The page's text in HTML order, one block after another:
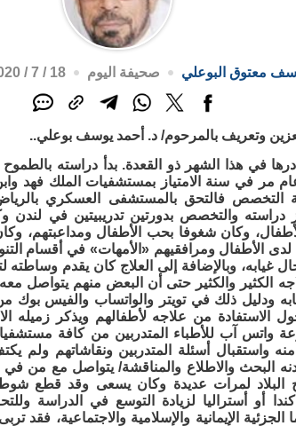
معتوق البوعلي صحيفة اليوم 18 / 7 / 2020م - 5:32 م
وتعريف بالمرحوم/ د. أحمد يوسف بوعلي..
في هذا الشهر ذو القعدة. بدأ دراسته
مر في سنة الامتياز بمستشفيات الملك فهد
التخصص فالتحق بالمستشفى العسكري
والتخصص بدورتين تدريبيتين في لندن
وكان شغوفا بحب الأطفال ومداعبتهم،
الأطفال ومرافقيهم «الأمهات» في أقسام
غيابه، وبالإضافة إلى العلاج كان يقدم وساطته
الكثير والكثير حتى أن البعض منهم يتواصل
ودليل ذلك في تويتر والواتساب والفيس بوك
الاستفادة من علاجه لأطفالهم ويذكر زميله
واتس آب للأطباء المتدربين من كافة
واستقبال أسئلة المتدربين ونقاشاتهم ولم
البحث والاطلاع والمناقشة/ يتواصل مع من في
البلاد لمرات عديدة وكان يسعى وقد قطع
أو أستراليا لزيادة التوسع في الدراسة
الإيمانية والإسلامية والاجتماعية، فقد